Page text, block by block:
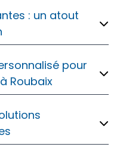
: un atout
pour
Roubaix